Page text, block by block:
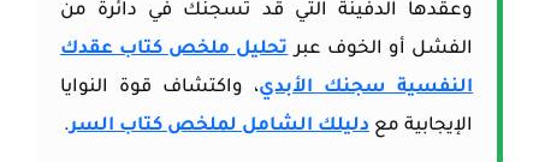
وعقدها الدفينة التي قد تسجنك في دائرة من
الفشل أو الخوف عبرتحليل ملخص كتاب عقدك
النفسية سجنك الأبدي، واكتشاف قوة النوايا
الإيجابية مع دليلك الشامل لملخص كتاب السر.